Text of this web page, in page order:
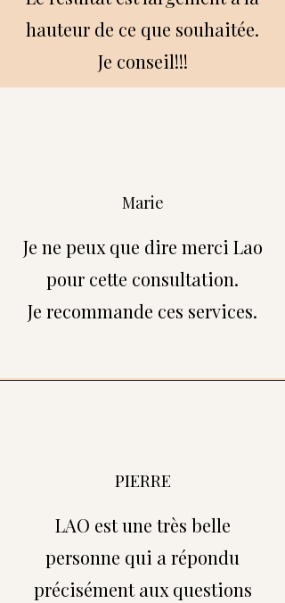
hauteur de ce que souhaitée.
Je conseil!!!
Marie
Je ne peux que dire merci Lao
pour cette consultation.
Je recommande ces services.
PIERRE
LAO est une très belle
personne qui a répondu
précisément aux questions